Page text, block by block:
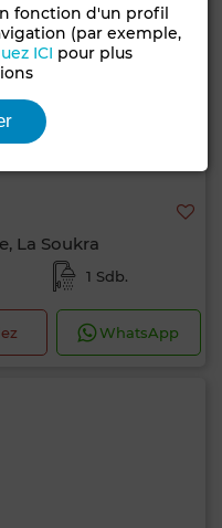
La Soukra
1 Sdb.
WhatsApp
fonction d'un profil
(par exemple,
ICI pour plus